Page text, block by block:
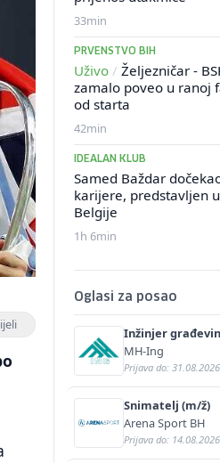
33min
PRVENSTVO BIH
Uživo / Željezničar -
zamalo poveo u ranoj
od starta
42min
IDEALAN KLUB
Samed Baždar
karijere, predstavljen
Belgije
1h 6min
Oglasi za posao
Inžinjer
(m/ž)
MH-Ing
Prijava do:
Snimatelj (m/ž)
Arena Sport BH
Prijava do: